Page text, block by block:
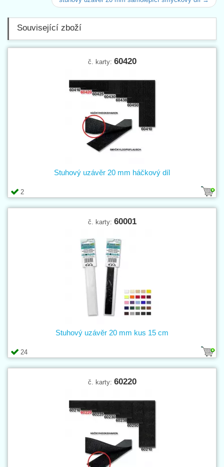
Související zboží
č. karty: 60420
2
Stuhový uzávěr 20 mm háčkový díl
č. karty: 60001
24
Stuhový uzávěr 20 mm kus 15 cm
č. karty: 60220